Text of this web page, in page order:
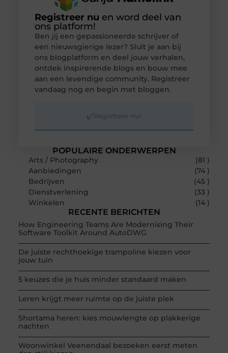
POPULAIRE ONDERWERPEN
Arts / Photography
(81 )
Aanbiedingen
(74 )
Bedrijven
(45 )
Dienstverlening
(33 )
Winkelen
(14 )
RECENTE BERICHTEN
How Engineering Teams Are Modernising Their
Software Toolkit Around AutoDWG
De juiste rechthoekige trampoline kiezen voor
jouw tuin
5 keuzes die je huis minder standaard maken
Leren krijgt meer ruimte op de juiste plek
Shortama heren: kies mouwlengte op plakkerige
nachten
Woonwinkel Veenendaal bezoeken eerst meten
Registreer nu en word deel van
ons platform!
Ben jij een gepassioneerde schrijver of
een nieuwsgierige lezer? Sluit je aan bij
ons blogplatform en deel jouw verhalen,
ontdek inspirerende blogs en bouw mee
aan een levendige community. Registreer
vandaag nog en begin met bloggen.
Registreer nu!